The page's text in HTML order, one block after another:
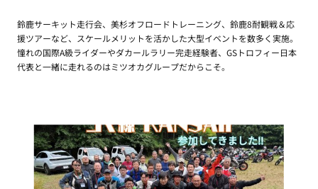
鈴鹿サーキット走行会、美杉オフロードトレーニング、鈴鹿8耐観戦＆応
援ツアーなど、スケールメリットを活かした大型イベントを数多く実施。
憧れの国際A級ライダーやダカールラリー完走経験者、GSトロフィー日本
代表と一緒に走れるのはミツオカグループだからこそ。